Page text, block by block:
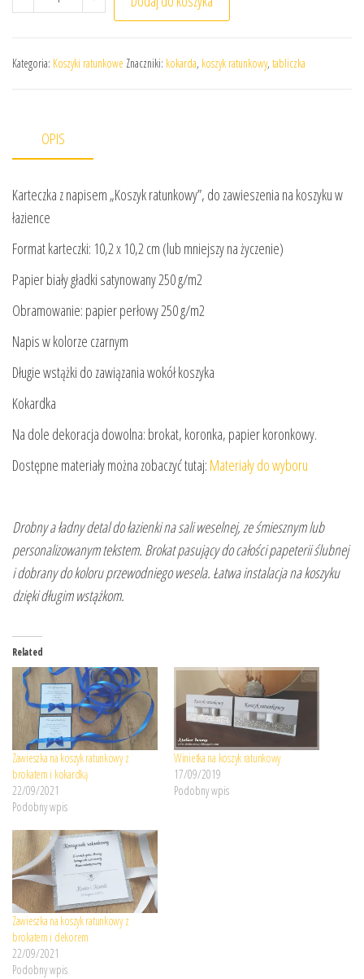
Kategoria: Koszyki ratunkowe Znaczniki: kokarda, koszyk ratunkowy, tabliczka
OPIS
Karteczka z napisem „Koszyk ratunkowy”, do zawieszenia na koszyku w
łazience
Format karteczki: 10,2 x 10,2 cm (lub mniejszy na życzenie)
Papier biały gładki satynowany 250 g/m2
Obramowanie: papier perłowy 250 g/m2
Napis w kolorze czarnym
Długie wstążki do zawiązania wokół koszyka
Kokardka
Na dole dekoracja dowolna: brokat, koronka, papier koronkowy.
Dostępne materiały można zobaczyć tutaj: Materiały do wyboru
Drobny a ładny detal do łazienki na sali weselnej, ze śmiesznym lub
personalizowanym tekstem. Brokat pasujący do całości papeterii ślubnej
i dobrany do koloru przewodniego wesela. Łatwa instalacja na koszyku
dzięki długim wstążkom.
Related
Zawieszka na koszyk ratunkowy z
brokatem i kokardką
22/09/2021
Podobny wpis
Winietka na koszyk ratunkowy
17/09/2019
Podobny wpis
Zawieszka na koszyk ratunkowy z
brokatem i dekorem
22/09/2021
Podobny wpis